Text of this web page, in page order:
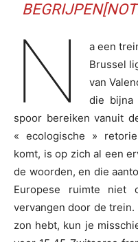
N
a een
Brussel
van
die bijna
spoor bereiken vanuit
« ecologische »
komt, is op zich al een
de woorden, en die
Europese ruimte
vervangen door de
zon hebt, kun je